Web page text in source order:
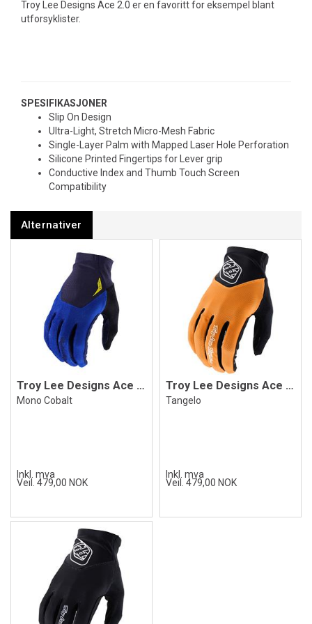
Troy Lee Designs Ace 2.0 er en favoritt for eksempel blant
utforsyklister.
SPESIFIKASJONER
Slip On Design
Ultra-Light, Stretch Micro-Mesh Fabric
Single-Layer Palm with Mapped Laser Hole Perforation
Silicone Printed Fingertips for Lever grip
Conductive Index and Thumb Touch Screen
Compatibility
Alternativer
Troy Lee Designs Ace 2.0 Glove
Mono Cobalt
Inkl. mva
Veil. 479,00 NOK
Troy Lee Designs Ace 2.0 Glove
Tangelo
Inkl. mva
Veil. 479,00 NOK